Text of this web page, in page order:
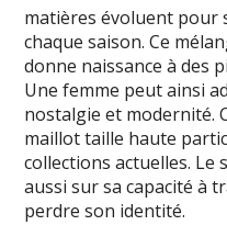
matières évoluent pour
chaque saison. Ce
donne naissance à des
Une femme peut ainsi
nostalgie et modernité.
maillot taille haute
collections actuelles. Le
aussi sur sa capacité à
perdre son identité.